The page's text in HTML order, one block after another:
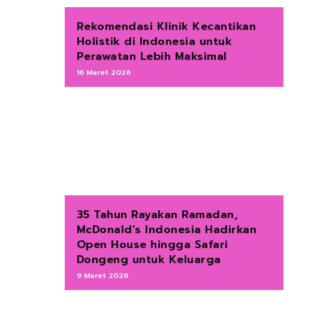
Rekomendasi Klinik Kecantikan
Holistik di Indonesia untuk
Perawatan Lebih Maksimal
16 Maret 2026
35 Tahun Rayakan Ramadan,
McDonald’s Indonesia Hadirkan
Open House hingga Safari
Dongeng untuk Keluarga
9 Maret 2026